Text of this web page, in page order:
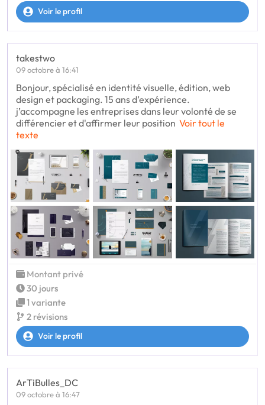
Voir le profil
takestwo
09 octobre à 16:41
Bonjour, spécialisé en identité visuelle, édition, web
design et packaging. 15 ans d’expérience.
j’accompagne les entreprises dans leur volonté de se
différencier et d'affirmer leur position Voir tout le
texte
Montant privé
30 jours
1 variante
2 révisions
Voir le profil
ArTiBulles_DC
09 octobre à 16:47